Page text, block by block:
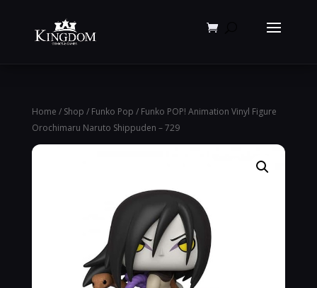
Home / Shop / Funko Pop / Funko POP! Animation Vinyl Figure
Orochimaru Naruto Shippuden – 729